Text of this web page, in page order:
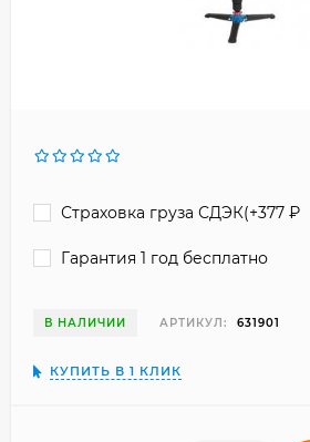
Страховка груза СДЭК(+377
Гарантия 1 год бесплатно
В НАЛИЧИИ АРТИКУЛ: 631901
КУПИТЬ В 1 КЛИК